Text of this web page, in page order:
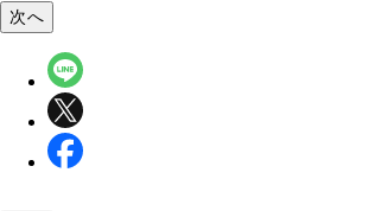
次へ